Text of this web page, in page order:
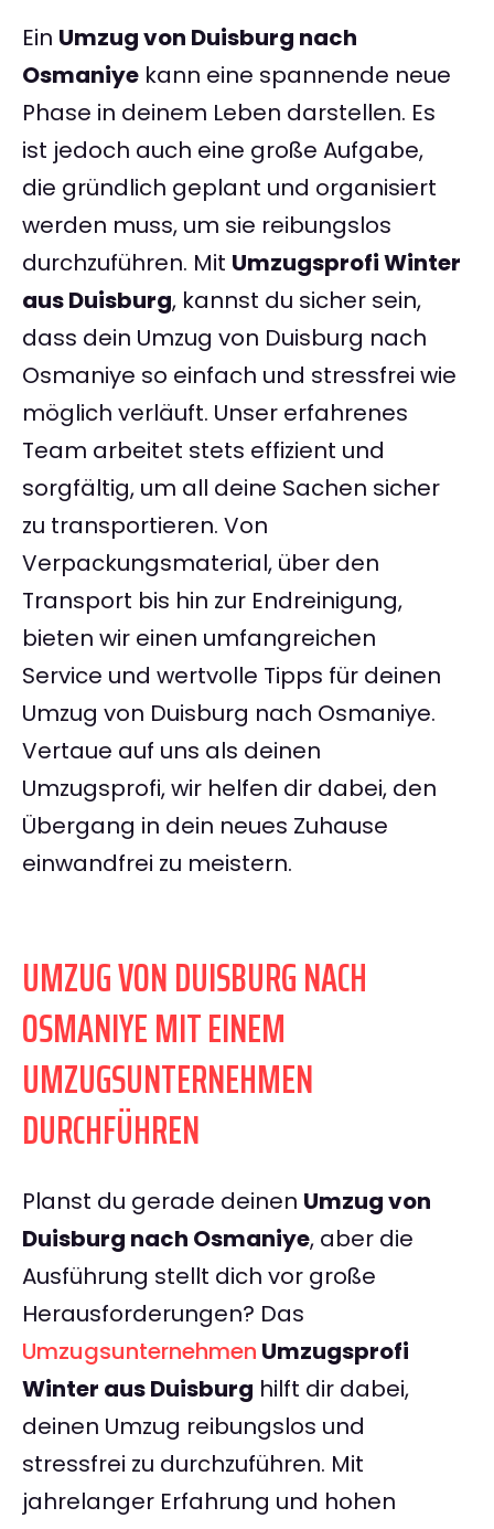
Ein Umzug von Duisburg nach
Osmaniye kann eine spannende neue
Phase in deinem Leben darstellen. Es
ist jedoch auch eine große Aufgabe,
die gründlich geplant und organisiert
werden muss, um sie reibungslos
durchzuführen. Mit Umzugsprofi Winter
aus Duisburg, kannst du sicher sein,
dass dein Umzug von Duisburg nach
Osmaniye so einfach und stressfrei wie
möglich verläuft. Unser erfahrenes
Team arbeitet stets effizient und
sorgfältig, um all deine Sachen sicher
zu transportieren. Von
Verpackungsmaterial, über den
Transport bis hin zur Endreinigung,
bieten wir einen umfangreichen
Service und wertvolle Tipps für deinen
Umzug von Duisburg nach Osmaniye.
Vertaue auf uns als deinen
Umzugsprofi, wir helfen dir dabei, den
Übergang in dein neues Zuhause
einwandfrei zu meistern.
UMZUG VON DUISBURG NACH
OSMANIYE MIT EINEM
UMZUGSUNTERNEHMEN
DURCHFÜHREN
Planst du gerade deinen Umzug von
Duisburg nach Osmaniye, aber die
Ausführung stellt dich vor große
Herausforderungen? Das
Umzugsunternehmen Umzugsprofi
Winter aus Duisburg hilft dir dabei,
deinen Umzug reibungslos und
stressfrei zu durchzuführen. Mit
jahrelanger Erfahrung und hohen